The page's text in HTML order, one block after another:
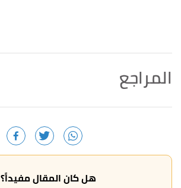
المراجع
13/7/2023. Edited.
↑
"HOW TO TREAT A FIRST-DEGREE, MINOR BURN"
,
aad, Retrieved 13/7/2023. Edited.
هل كان المقال مفيداً؟